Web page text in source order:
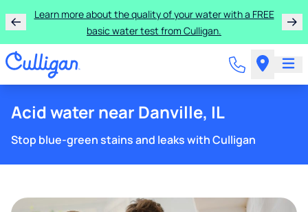
Learn more about the quality of your water with a FREE
basic water test from Culligan.
Acid water near Danville, IL
Stop blue-green stains and leaks with Culligan